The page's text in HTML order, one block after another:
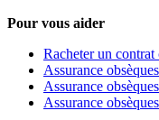
Pour vous aider
Racheter un contrat
Assurance
Assurance
Assurance